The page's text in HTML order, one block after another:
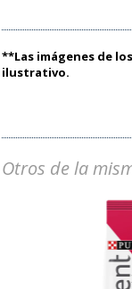
**Las imágenes de
ilustrativo.
Otros de la